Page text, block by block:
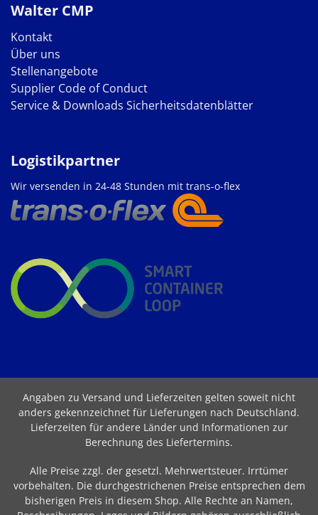
Walter CMP
Kontakt
Über uns
Stellenangebote
Supplier Code of Conduct
Service & Downloads Sicherheitsdatenblätter
Logistikpartner
Wir versenden in 24-48 Stunden mit trans-o-flex
Angaben zu Versand und Lieferzeiten gelten soweit nicht
anders gekennzeichnet für Lieferungen nach Deutschland.
Lieferzeiten für andere Länder und Informationen zur
Berechnung des Liefertermins.
Alle Preise zzgl. der gesetzl. Mehrwertsteuer. Irrtümer
vorbehalten. Die durchgestrichenen Preise entsprechen dem
bisherigen Preis in diesem Shop. Alle Rechte an Namen,